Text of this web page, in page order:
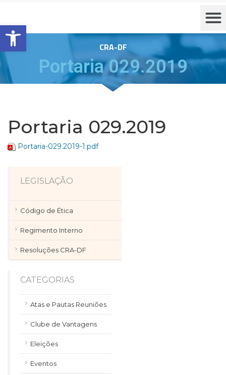
Barra de Ferramentas Aberta
CRA-DF
Portaria 029.2019
Portaria 029.2019
Portaria-029.2019-1.pdf
LEGISLAÇÃO
Código de Ética
Regimento Interno
Resoluções CRA-DF
CATEGORIAS
Atas e Pautas Reuniões
Clube de Vantagens
Eleições
Eventos